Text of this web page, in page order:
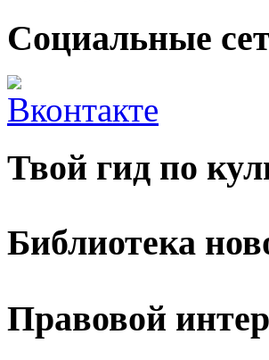
Социальные
Твой гид по
Библиотека
Правовой